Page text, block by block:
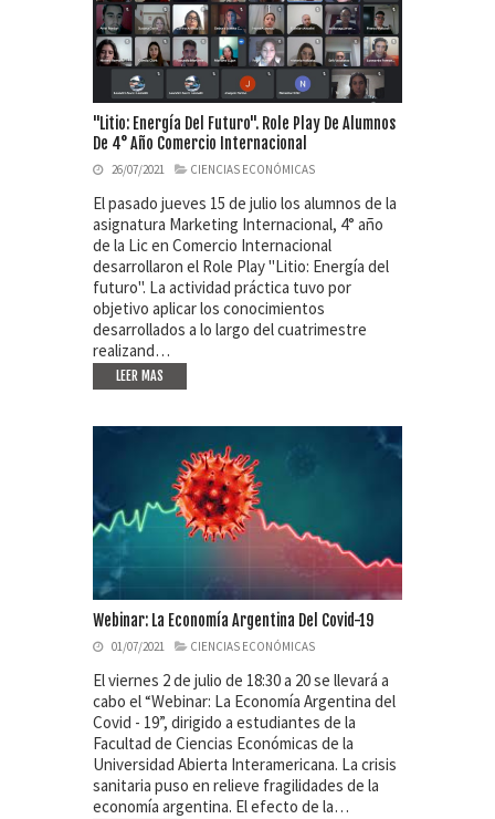
"Litio: Energía Del Futuro". Role Play De Alumnos
De 4° Año Comercio Internacional
26/07/2021 CIENCIAS ECONÓMICAS
El pasado jueves 15 de julio los alumnos de la
asignatura Marketing Internacional, 4° año
de la Lic en Comercio Internacional
desarrollaron el Role Play "Litio: Energía del
futuro". La actividad práctica tuvo por
objetivo aplicar los conocimientos
desarrollados a lo largo del cuatrimestre
realizand…
LEER MAS
Webinar: La Economía Argentina Del Covid-19
01/07/2021 CIENCIAS ECONÓMICAS
El viernes 2 de julio de 18:30 a 20 se llevará a
cabo el “Webinar: La Economía Argentina del
Covid - 19”, dirigido a estudiantes de la
Facultad de Ciencias Económicas de la
Universidad Abierta Interamericana. La crisis
sanitaria puso en relieve fragilidades de la
economía argentina. El efecto de la…